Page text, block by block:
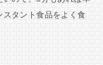
タント食品をよく食